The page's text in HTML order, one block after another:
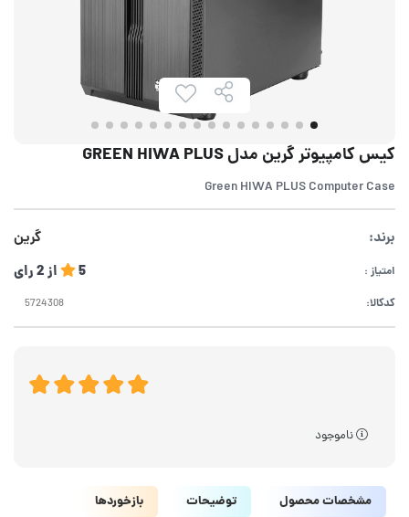
کیس کامپیوتر گرین مدل GREEN HIWA PLUS
Green HIWA PLUS Computer Case
برند: گرین
امتیاز : 5 از2رای
کدکالا:
ناموجود
مشخصات محصول توضیحات بازخوردها